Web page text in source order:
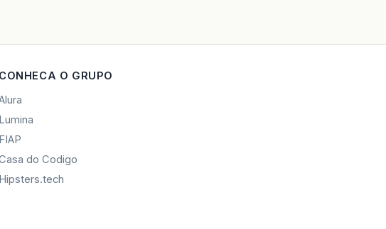
CONHECA O GRUPO
Lumina
FIAP
do Codigo
Hipsters.tech